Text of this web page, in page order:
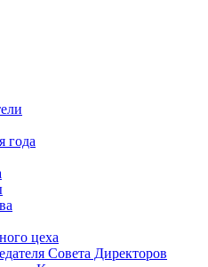
года
цеха
Совета Директоров